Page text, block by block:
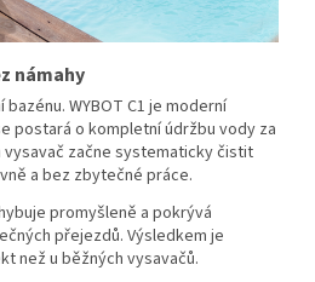
námahy
WYBOT C1 je moderní
postará o kompletní údržbu vody za
vysavač začne systematicky čistit
a bez zbytečné práce.
promyšleně a pokrývá
přejezdů. Výsledkem je
než u běžných vysavačů.